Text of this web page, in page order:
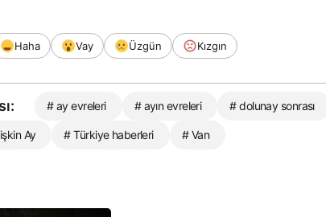
Haha Vay Üzgün Kızgın
# ay evreleri # ayın evreleri # dolunay sonrası
Ay # Türkiye haberleri # Van